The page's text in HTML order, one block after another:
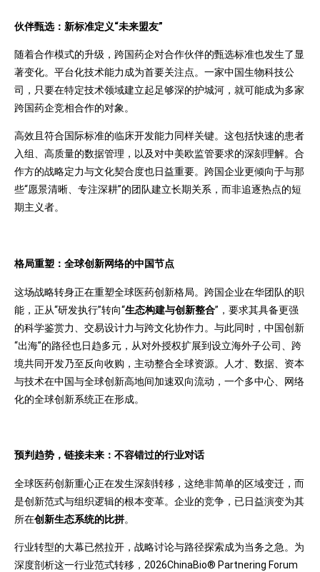
伙伴甄选：新标准定义“未来盟友”
随着合作模式的升级，跨国药企对合作伙伴的甄选标准也发生了显
著变化。平台化技术能力成为首要关注点。一家中国生物科技公
司，只要在特定技术领域建立起足够深的护城河，就可能成为多家
跨国药企竞相合作的对象。
高效且符合国际标准的临床开发能力同样关键。这包括快速的患者
入组、高质量的数据管理，以及对中美欧监管要求的深刻理解。合
作方的战略定力与文化契合度也日益重要。跨国企业更倾向于与那
些“愿景清晰、专注深耕”的团队建立长期关系，而非追逐热点的短
期主义者。
格局重塑：全球创新网络的中国节点
这场战略转身正在重塑全球医药创新格局。跨国企业在华团队的职
能，正从“研发执行”转向“生态构建与创新整合”，要求其具备更强
的科学鉴赏力、交易设计力与跨文化协作力。与此同时，中国创新
“出海”的路径也日趋多元，从对外授权扩展到设立海外子公司、跨
境共同开发乃至反向收购，主动整合全球资源。人才、数据、资本
与技术在中国与全球创新高地间加速双向流动，一个多中心、网络
化的全球创新系统正在形成。
预判趋势，链接未来：不容错过的行业对话
全球医药创新重心正在发生深刻转移，这绝非简单的区域变迁，而
是创新范式与组织逻辑的根本变革。企业的竞争，已日益演变为其
所在创新生态系统的比拼。
行业转型的大幕已然拉开，战略讨论与路径探索成为当务之急。为
深度剖析这一行业范式转移，2026ChinaBio® Partnering Forum